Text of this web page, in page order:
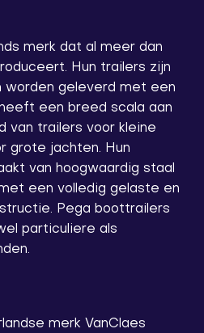
merk dat al meer dan
Hun trailers zijn
worden geleverd met een
een breed scala aan
van trailers voor kleine
grote jachten. Hun
van hoogwaardig staal
een volledig gelaste en
Pega boottrailers
particuliere als
merk VanClaes